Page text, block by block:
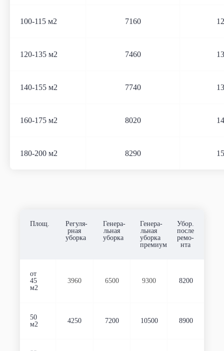
100-115 м2 7160
120-135 м2 7460
140-155 м2 7740
160-175 м2 8020
180-200 м2 8290
Площ.
Регуля-
рная
уборка
Генера-
льная
уборка
Генера-
льная
уборка
премиум
Убор.
после
ремо-
нта
от
45
м2
3960 6500 9300 8200
50
м2
4250 7200 10500 8900